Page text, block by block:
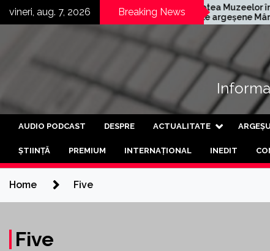
Skipvineri, aug. 7, 2026 Breaking News
a treia
de
Noaptea Muzeelor în
satele argeșene Mârghia
de Jos și Mârghia de Sus
AUDIO PODCAST DESPRE ACTUALITATE
ȘTIINȚĂ PREMIUM INTERNAȚIONAL INEDIT
Home Five
Five